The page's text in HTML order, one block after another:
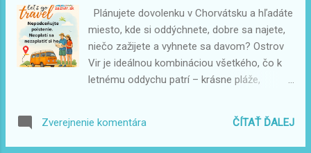
tie nevypovedané. Chorvátsko má svoj
rytmus. Svoju kultúru. Svoje ticho. A niektoré
veci sa jednoducho nerobia – nie preto, že
sú zakázané možno aj zákonom, ale preto,
že sú mimo rešpektu . Tento blog je pre
figovníku a trápna story z FKK zóny. A...
Plánujete dovolenku v Chorvátsku a hľadáte
miesto, kde si oddýchnete, dobre sa najete,
niečo zažijete a vyhnete sa davom? Ostrov
Vir je ideálnou kombináciou všetkého, čo k
letnému oddychu patrí – krásne pláže,
rodinná atmosféra aj romantické zákutia pre
páry. V tomto článku vám prinášame 20
tipov, trikov a odporúčaní , vďaka ktorým si
Zverejnenie komentára ČÍTAŤ ĎALEJ